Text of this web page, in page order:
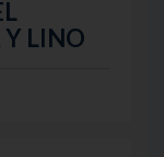
LINO